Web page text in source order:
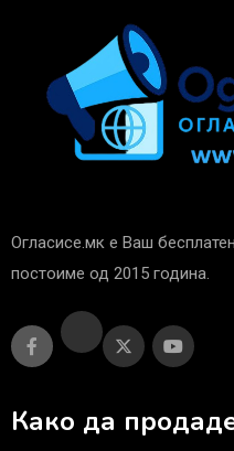
Огласисе.мк е Ваш
постоиме од 2015 година.
Како да